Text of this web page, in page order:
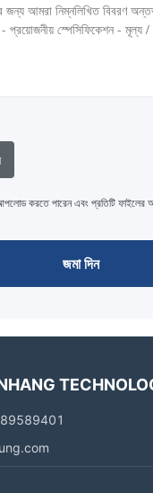
করতে পারেন এবং প্রতিটি
জমা দিন